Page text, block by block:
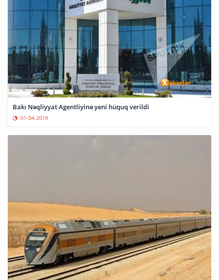
Bakı Nəqliyyat Agentliyinə yeni hüquq verildi
01-04-2019